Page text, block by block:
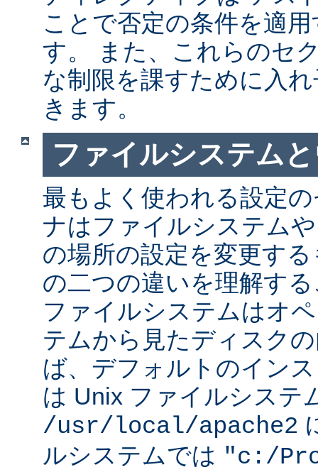
ことで否定の条件を適
す。 また、これらのセ
な制限を課すために入
きます。
ファイルシステム
最もよく使われる設定
ナはファイルシステム
の場所の設定を変更す
の二つの違いを理解す
ファイルシステムはオ
テムから見たディスク
ば、デフォルトのイン
は Unix ファイルシステ
/usr/local/apache2
ルシステムでは "c:/